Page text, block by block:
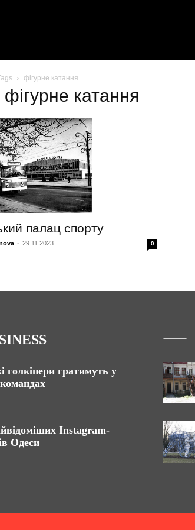
фігурне катання
фігурне катання
палац спорту
- 29.11.2023 0
голкіпери гратимуть у
Instagram-
Одеси